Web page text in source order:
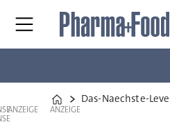
Home
Das-Naechste-
ANZEIGE ANZEIGE